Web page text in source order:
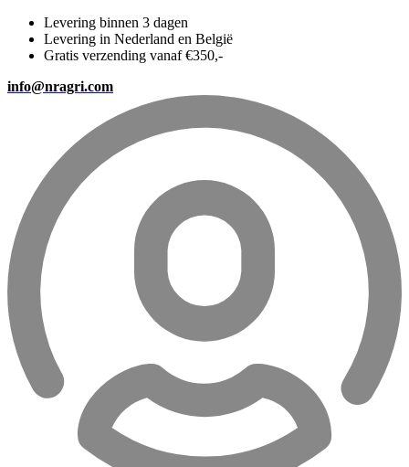
Levering binnen 3 dagen
Levering in Nederland en België
Gratis verzending vanaf €350,-
info@nragri.com